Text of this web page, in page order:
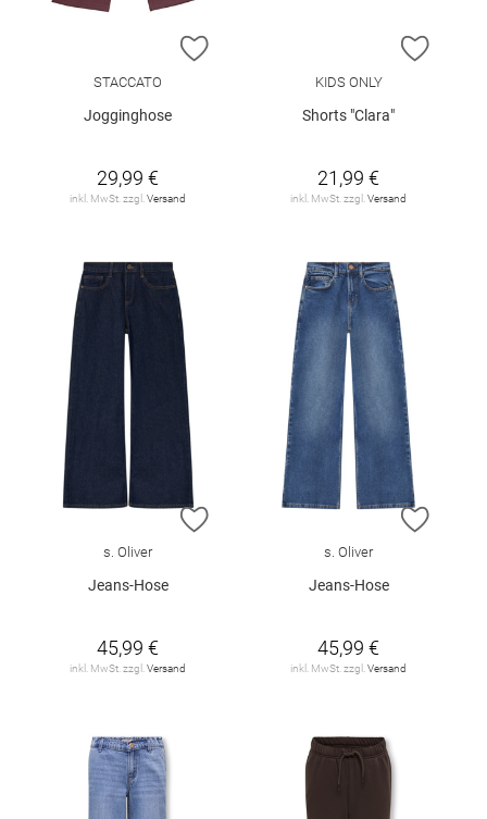
ZUR WUNSCHLISTE HINZUFÜGEN
STACCATO
Jogginghose
29,99 €
inkl. MwSt. zzgl. Versand
ZUR
KIDS ONLY
Shorts "Clara"
21,99 €
inkl. MwSt. zzgl. Versand
ZUR WUNSCHLISTE HINZUFÜGEN
s. Oliver
Jeans-Hose
45,99 €
inkl. MwSt. zzgl.Versand
ZUR
s. Oliver
Jeans-Hose
45,99 €
inkl. MwSt. zzgl.Versand